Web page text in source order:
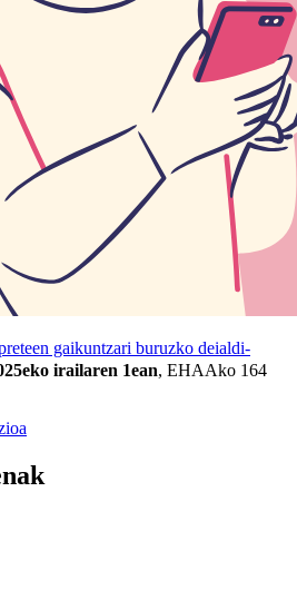
gaikuntzari buruzko deialdi-
irailaren 1ean, EHAAko 164